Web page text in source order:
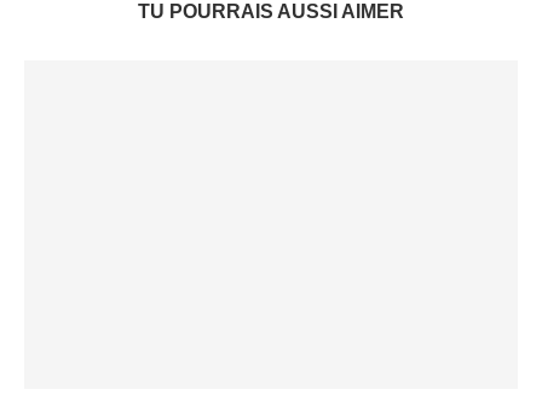
TU POURRAIS AUSSI AIMER